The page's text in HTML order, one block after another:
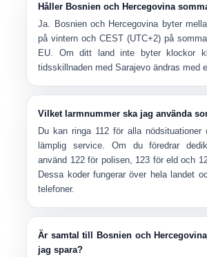
Håller Bosnien och Hercegovina
Ja. Bosnien och Hercegovina byter
på vintern ochCEST (UTC+2) på
EU. Om ditt land inte byter klockor
tidsskillnaden med Sarajevo ändras med
Vilket larmnummer ska jag använda
Du kan ringa 112 för alla nödsituationer
lämplig service. Om du föredrar
använd 122 för polisen, 123 för eld och
Dessa koder fungerar över hela landet
telefoner.
Är samtal till Bosnien och
jag spara?